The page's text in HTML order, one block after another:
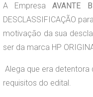
A EmpresaAVANTE
DESCLASSIFICAÇÃO
motivação da sua
ser da marca HP
Alega que era
requisitos do edital.